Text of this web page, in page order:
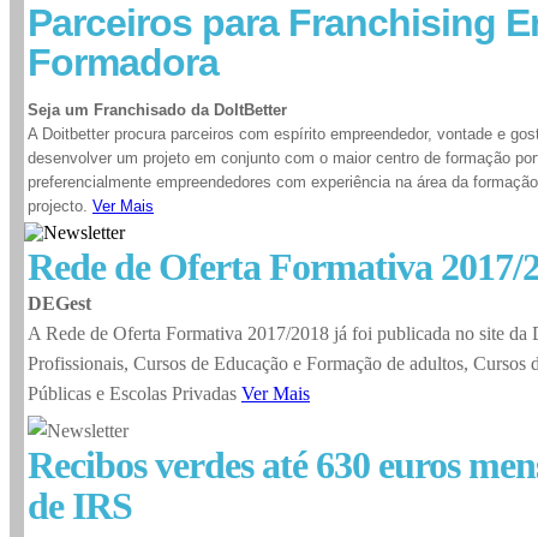
Parceiros para Franchising
Formadora
Seja um Franchisado da DoItBetter
A Doitbetter procura parceiros com espírito empreendedor, vontade e
desenvolver um projeto em conjunto com o maior centro de formação
preferencialmente empreendedores com experiência na área da
projecto. Ver Mais
Rede de Oferta Formativa 2017/
DEGest
A Rede de Oferta Formativa 2017/2018 já foi publicada no site da
Profissionais, Cursos de Educação e Formação de adultos, Cursos
Públicas e Escolas Privadas Ver Mais
Recibos verdes até 630 euros
de IRS